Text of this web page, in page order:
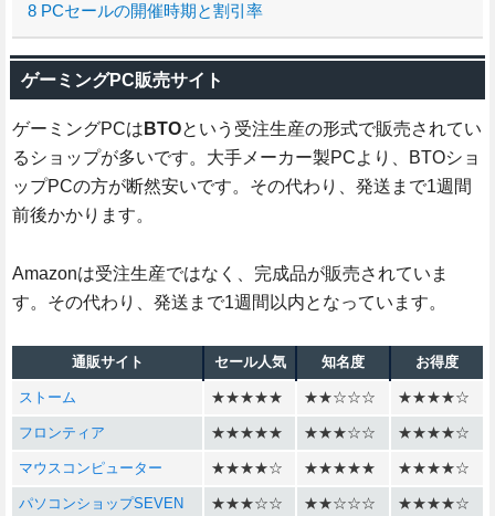
8 PCセールの開催時期と割引率
ゲーミングPC販売サイト
ゲーミングPCは BTOという受注生産の形式で販売されてい
るショップが多いです。大手メーカー製PCより、BTOショ
ップPCの方が断然安いです。その代わり、発送まで1週間
前後かかります。
Amazonは受注生産ではなく、完成品が販売されていま
す。その代わり、発送まで1週間以内となっています。
通販サイト セール人気 知名度 お得度
ストーム ★★★★★ ★★☆☆☆ ★★★★☆
フロンティア ★★★★★ ★★★☆☆ ★★★★☆
マウスコンピューター ★★★★☆ ★★★★★ ★★★★☆
パソコンショップSEVEN ★★★☆☆ ★★☆☆☆ ★★★★☆